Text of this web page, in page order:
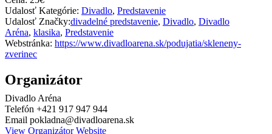
Udalosť Kategórie: Divadlo, Predstavenie
Udalosť Značky:divadelné predstavenie, Divadlo, Divadlo
Aréna, klasika, Predstavenie
Webstránka: https://www.divadloarena.sk/podujatia/skleneny-
zverinec
Organizátor
Divadlo Aréna
Telefón +421 917 947 944
Email pokladna@divadloarena.sk
View Organizátor Website